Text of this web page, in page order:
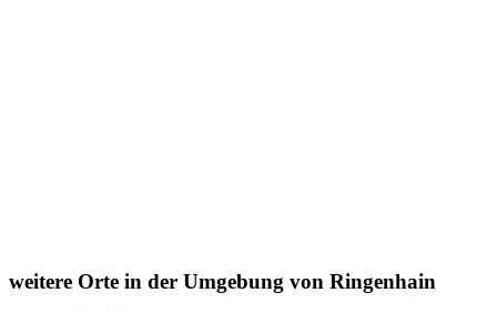
weitere Orte in der Umgebung von Ringenhain